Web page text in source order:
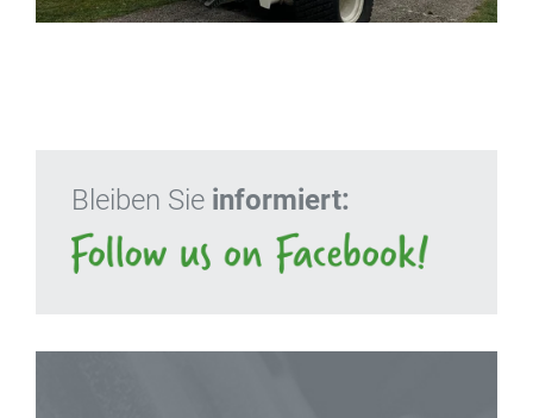
Bleiben Sie informiert: